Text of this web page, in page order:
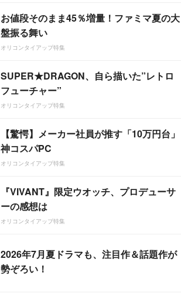
お値段そのまま45％増量！ファミマ夏の大
盤振る舞い
オリコンタイアップ特集
SUPER★DRAGON、自ら描いた”レトロ
フューチャー”
オリコンタイアップ特集
【驚愕】メーカー社員が推す「10万円台」
神コスパPC
オリコンタイアップ特集
『VIVANT』限定ウオッチ、プロデューサ
ーの感想は
オリコンタイアップ特集
2026年7月夏ドラマも、注目作＆話題作が
勢ぞろい！